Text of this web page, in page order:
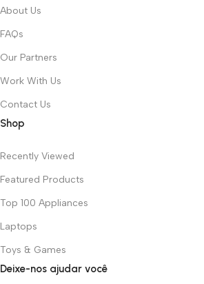
About Us
FAQs
Our Partners
Work With Us
Contact Us
Shop
Recently Viewed
Featured Products
Top 100 Appliances
Laptops
Toys & Games
Deixe-nos ajudar você